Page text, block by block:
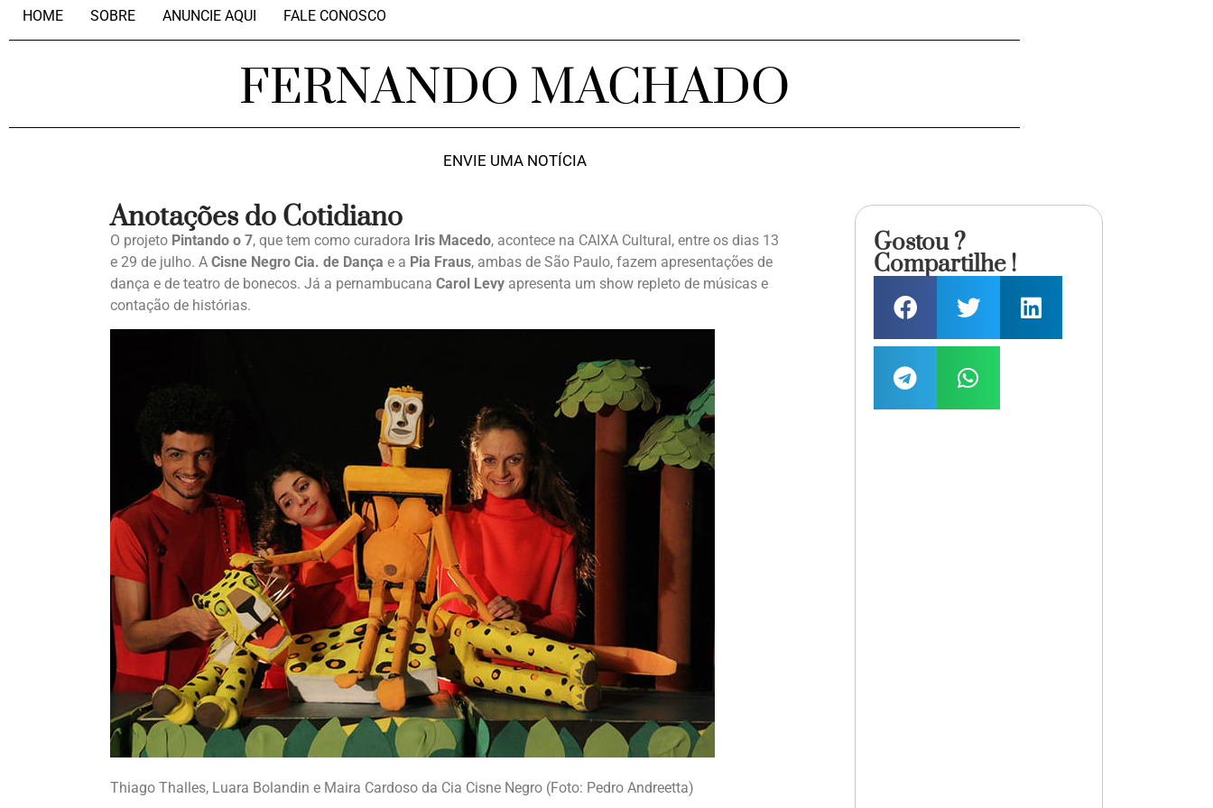
HOME SOBRE ANUNCIE AQUI FALE CONOSCO
FERNANDO MACHADO
ENVIE UMA NOTÍCIA
Anotações do Cotidiano
O projeto Pintando o 7, que tem como curadora Iris Macedo, acontece na CAIXA Cultural, entre os dias 13
e 29 de julho. A Cisne Negro Cia. de Dança e a Pia Fraus, ambas de São Paulo, fazem apresentações de
dança e de teatro de bonecos. Já a pernambucana Carol Levy apresenta um show repleto de músicas e
contação de histórias.
Thiago Thalles, Luara Bolandin e Maira Cardoso da Cia Cisne Negro (Foto: Pedro Andreetta)
Gostou ?
Compartilhe !